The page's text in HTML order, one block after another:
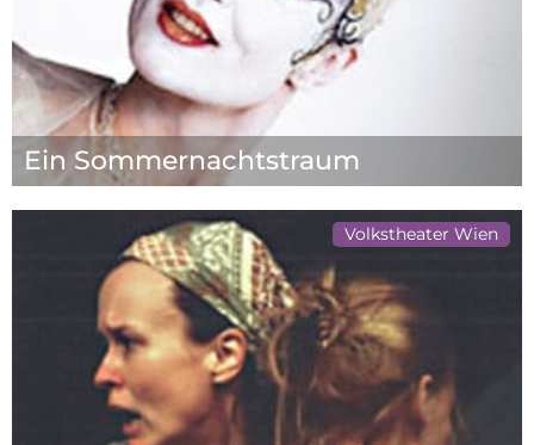
Ein Sommernachtstraum
Volkstheater Wien